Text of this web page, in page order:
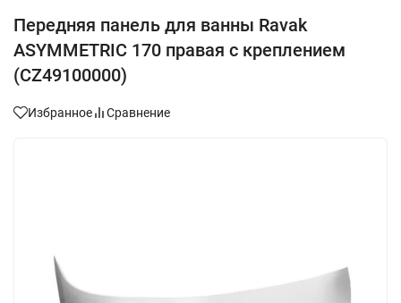
Передняя панель для ванны Ravak
ASYMMETRIC 170 правая с креплением
(CZ49100000)
Избранное Сравнение